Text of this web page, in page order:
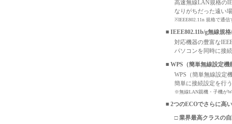
高速無線LAN規格の
なりがちだった遠い
※IEEE802.11n 規格で通信
■ IEEE802.11b/g無線規
対応機器の豊富な
パソコンを同時に接
■ WPS（簡単無線設定機
WPS（簡単無線設定
簡単に接続設定を行
※無線LAN親機・子機が
■ 2つのECOでさらに高
□ 業界最高クラスの